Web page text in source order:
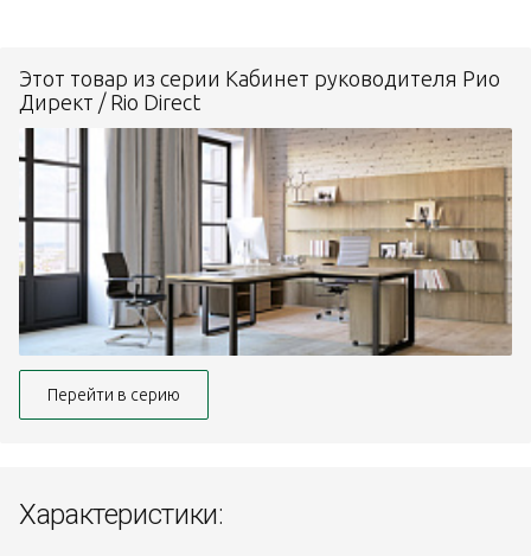
Этот товар из серии Кабинет руководителя Рио
Директ / Rio Direct
Перейти в серию
Характеристики: